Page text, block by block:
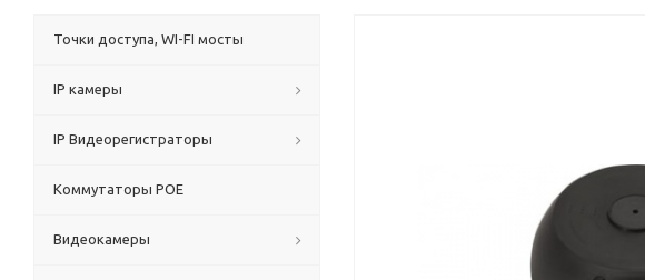
Точки доступа, WI-FI мосты
IP камеры
IP Видеорегистраторы
Коммутаторы POE
Видеокамеры